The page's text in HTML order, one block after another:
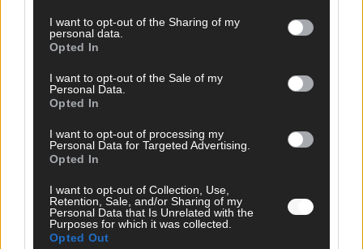
I want to opt-out of the Sharing of my
personal data.
Opted In
I want to opt-out of the Sale of my
Personal Data.
Opted In
I want to opt-out of processing my
Personal Data for Targeted Advertising.
Opted In
I want to opt-out of Collection, Use,
Retention, Sale, and/or Sharing of my
Personal Data that Is Unrelated with the
Purposes for which it was collected.
Opted Out
DIREKT ZUM THEMA